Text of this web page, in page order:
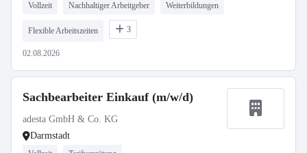
Vollzeit Nachhaltiger Arbeitgeber Weiterbildungen
Flexible Arbeitszeiten 3
02.08.2026
Sachbearbeiter Einkauf (m/w/d)
adesta GmbH & Co. KG
Darmstadt